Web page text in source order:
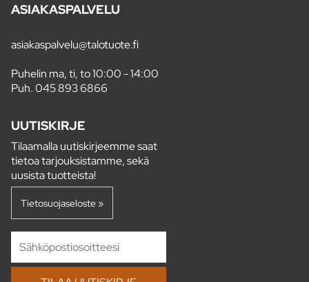
ASIAKASPALVELU
asiakaspalvelu@talotuote.fi
Puhelin ma, ti, to 10:00 - 14:00
Puh.045 893 6866
UUTISKIRJE
Tilaamalla uutiskirjeemme saat
tietoa tarjouksistamme, sekä
uusista tuotteista!
Tietosuojaseloste »